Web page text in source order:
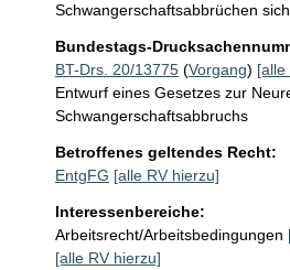
Schwangerschaftsabbrüchen
Bundestags-
BT-Drs. 20/13775 (Vorgang) [alle
Entwurf eines Gesetzes zur
Schwangerschaftsabbruchs
Betroffenes geltendes Recht:
EntgFG [alle RV hierzu]
Interessenbereiche:
Arbeitsrecht/Arbeitsbedingungen
[alle RV hierzu]